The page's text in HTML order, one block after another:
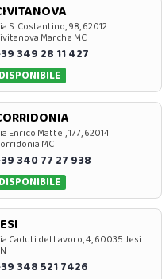
S. Costantino, 98, 62012
Marche MC
349 28 11 427
DISPONIBILE
Enrico Mattei, 177, 62014
MC
340 77 27 938
DISPONIBILE
Caduti del Lavoro, 4, 60035 Jesi
348 521 7426